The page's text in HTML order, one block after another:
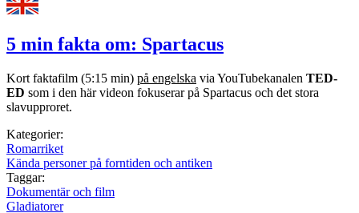
5 min fakta om: Spartacus
Kort faktafilm (5:15 min) på engelska via YouTubekanalen TED-
ED som i den här videon fokuserar på Spartacus och det stora
slavupproret.
Kategorier:
Romarriket
Kända personer på forntiden och antiken
Taggar:
Dokumentär och film
Gladiatorer